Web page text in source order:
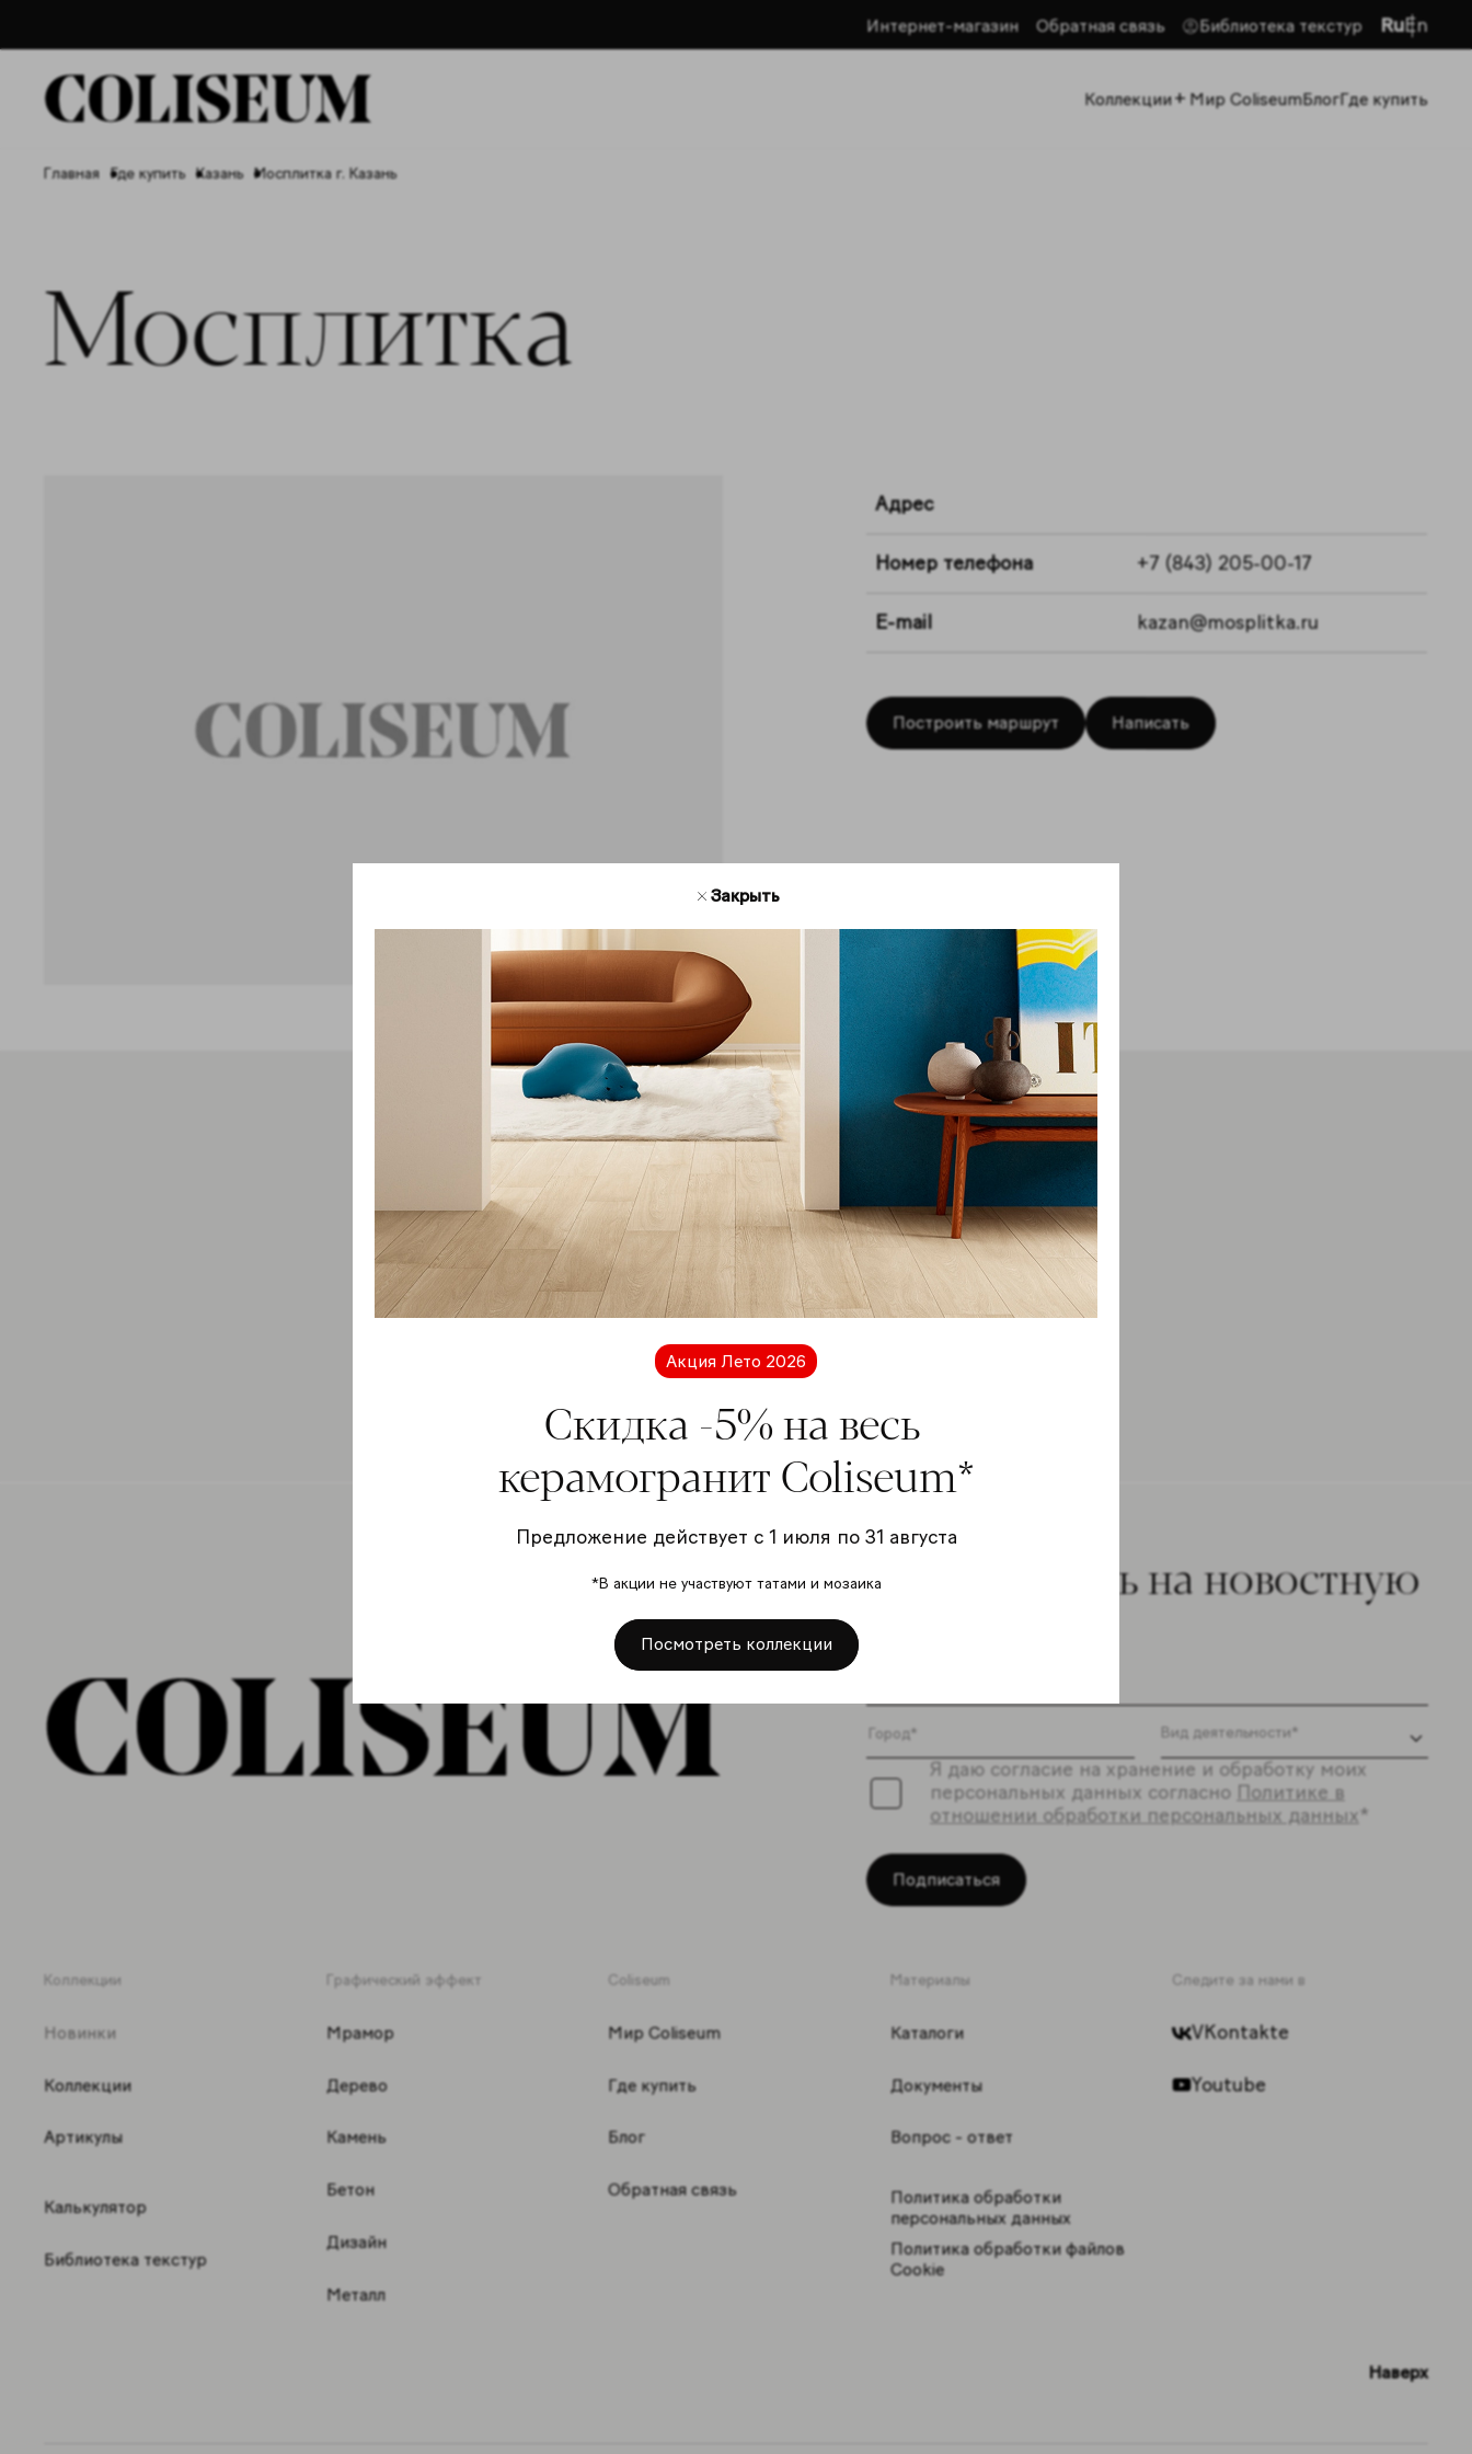
Интернет-магазин Обратная связь Библиотека текстур RuEn
Коллекции+ Мир ColiseumБлогГде купить
Главная Где купить Казань Мосплитка г. Казань
Мосплитка
Адрес
Номер телефона +7 (843) 205-00-17
E-mail kazan@mosplitka.ru
Построить маршрут Написать
Нужно больше информации?
Мы на связи
Свяжитесь с нами для получения дополнительной информации о
продукции Coliseum. Мы будем рады ответить на ваши вопросы.
Закрыть
Акция Лето 2026
Скидка -5% на весь
керамогранит Coliseum*
Предложение действует с 1 июля по 31 августа
*В акции не участвуют татами и мозаика
Посмотреть коллекции
Подпишитесь на новостную
Я даю согласие на хранение и обработку моих
персональных данных согласно Политике в
отношении обработки персональных данных*
Подписаться
Коллекции
Новинки
Коллекции
Артикулы
Калькулятор
Библиотека текстур
Графический эффект
Мрамор
Дерево
Камень
Бетон
Дизайн
Металл
Coliseum
Мир Coliseum
Где купить
Блог
Обратная связь
Материалы
Каталоги
Документы
Вопрос - ответ
Политика обработки
персональных данных
Политика обработки файлов
Cookie
Следите за нами в
VKontakte
Youtube
Наверх